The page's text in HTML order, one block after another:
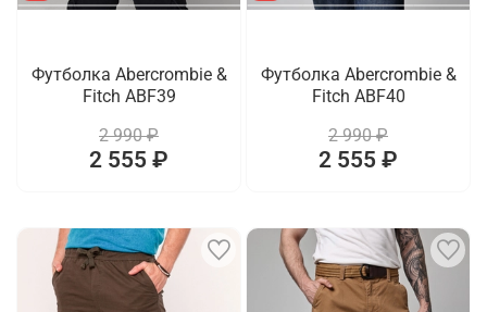
Футболка Abercrombie &
Fitch ABF39
2 990 ₽
2 555 ₽
Футболка Abercrombie &
Fitch ABF40
2 990 ₽
2 555 ₽